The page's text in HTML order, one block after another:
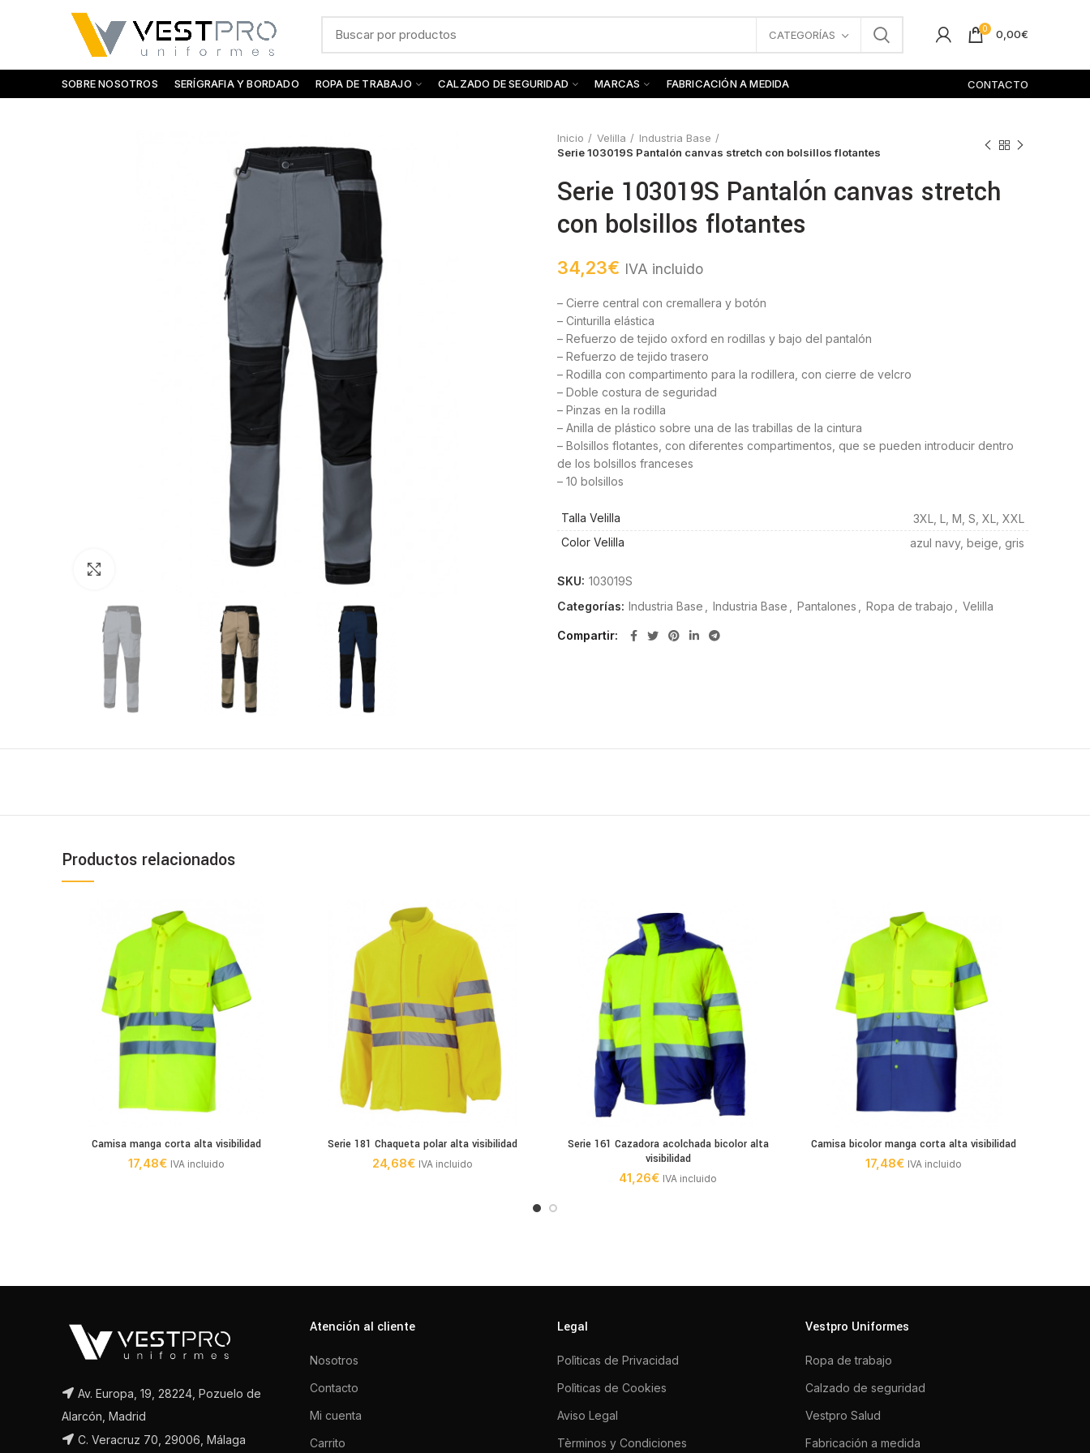
CATEGORÍAS 0 0,00€
SOBRE NOSOTROS SERÍGRAFIA Y BORDADO ROPA DE TRABAJO CALZADO DE SEGURIDAD MARCAS FABRICACIÓN A MEDIDA CONTACTO
Inicio Velilla
Industria Base
Serie 103019S Pantalón canvas stretch con bolsillos flotantes
Serie 103019S Pantalón canvas stretch
con bolsillos flotantes
34,23€ IVA incluido
– Cierre central con cremallera y botón
– Cinturilla elástica
– Refuerzo de tejido oxford en rodillas y bajo del pantalón
– Refuerzo de tejido trasero
– Rodilla con compartimento para la rodillera, con cierre de velcro
– Doble costura de seguridad
– Pinzas en la rodilla
– Anilla de plástico sobre una de las trabillas de la cintura
– Bolsillos flotantes, con diferentes compartimentos, que se pueden introducir dentro
de los bolsillos franceses
– 10 bolsillos
Talla Velilla
3XL, L, M, S, XL, XXL
Color Velilla
azul navy, beige, gris
SKU: 103019S
Categorías: Industria Base Industria Base Pantalones Ropa de trabajo Velilla
Compartir
Productos relacionados
Camisa manga corta alta visibilidad
17,48€ IVA incluido
Serie 181 Chaqueta polar alta visibilidad
24,68€ IVA incluido
Serie 161 Cazadora acolchada bicolor alta
visibilidad
41,26€ IVA incluido
Camisa bicolor manga corta alta visibilidad
17,48€ IVA incluido
Av. Europa, 19, 28224, Pozuelo de
Alarcón, Madrid
C. Veracruz 70, 29006, Málaga
Atención al cliente
Nosotros
Contacto
Mi cuenta
Carrito
Legal
Polìticas de Privacidad
Polìticas de Cookies
Aviso Legal
Tèrminos y Condiciones
Vestpro Uniformes
Ropa de trabajo
Calzado de seguridad
Vestpro Salud
Fabricación a medida